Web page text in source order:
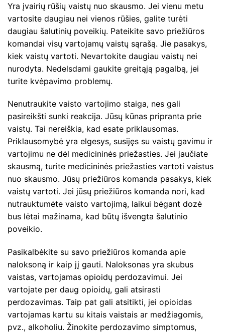
Yra įvairių rūšių vaistų nuo skausmo. Jei vienu metu
vartosite daugiau nei vienos rūšies, galite turėti
daugiau šalutinių poveikių. Pateikite savo priežiūros
komandai visų vartojamų vaistų sąrašą. Jie pasakys,
kiek vaistų vartoti. Nevartokite daugiau vaistų nei
nurodyta. Nedelsdami gaukite greitąją pagalbą, jei
turite kvėpavimo problemų.
Nenutraukite vaisto vartojimo staiga, nes gali
pasireikšti sunki reakcija. Jūsų kūnas pripranta prie
vaistų. Tai nereiškia, kad esate priklausomas.
Priklausomybė yra elgesys, susijęs su vaistų gavimu ir
vartojimu ne dėl medicininės priežasties. Jei jaučiate
skausmą, turite medicininės priežasties vartoti vaistus
nuo skausmo. Jūsų priežiūros komanda pasakys, kiek
vaistų vartoti. Jei jūsų priežiūros komanda nori, kad
nutrauktumėte vaisto vartojimą, laikui bėgant dozė
bus lėtai mažinama, kad būtų išvengta šalutinio
poveikio.
Pasikalbėkite su savo priežiūros komanda apie
naloksoną ir kaip jį gauti. Naloksonas yra skubus
vaistas, vartojamas opioidų perdozavimui. Jei
vartojate per daug opioidų, gali atsirasti
perdozavimas. Taip pat gali atsitikti, jei opioidas
vartojamas kartu su kitais vaistais ar medžiagomis,
pvz., alkoholiu. Žinokite perdozavimo simptomus,